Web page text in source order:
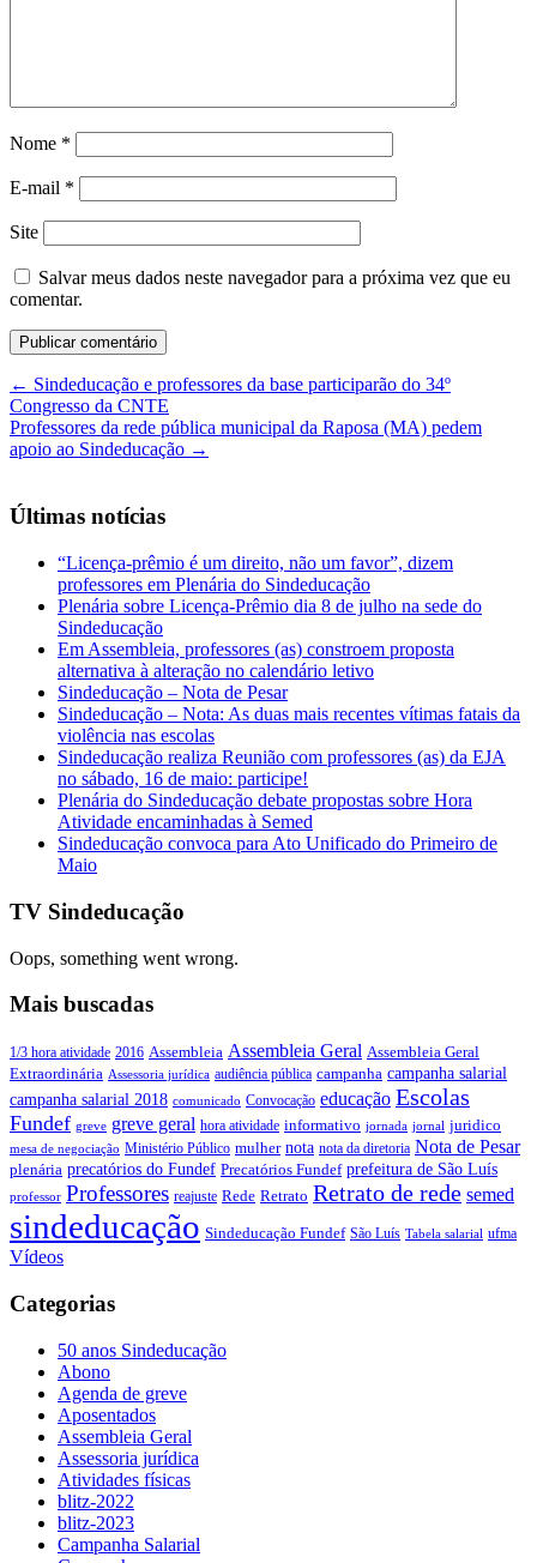
Nome *
E-mail *
Site
Salvar meus dados neste navegador para a próxima vez que eu
comentar.
← Sindeducação e professores da base participarão do 34º
Congresso da CNTE
Professores da rede pública municipal da Raposa (MA) pedem
apoio ao Sindeducação →
Últimas notícias
“Licença-prêmio é um direito, não um favor”, dizem
professores em Plenária do Sindeducação
Plenária sobre Licença-Prêmio dia 8 de julho na sede do
Sindeducação
Em Assembleia, professores (as) constroem proposta
alternativa à alteração no calendário letivo
Sindeducação – Nota de Pesar
Sindeducação – Nota: As duas mais recentes vítimas fatais da
violência nas escolas
Sindeducação realiza Reunião com professores (as) da EJA
no sábado, 16 de maio: participe!
Plenária do Sindeducação debate propostas sobre Hora
Atividade encaminhadas à Semed
Sindeducação convoca para Ato Unificado do Primeiro de
Maio
TV Sindeducação
Oops, something went wrong.
Mais buscadas
1/3 hora atividade 2016 Assembleia Assembleia Geral Assembleia Geral
Extraordinária Assessoria jurídica audiência pública campanha campanha salarial
campanha salarial 2018 comunicado Convocação educação Escolas
Fundef greve greve geral hora atividade informativo jornada jornal juridico
mesa de negociação Ministério Público mulher nota nota da diretoria Nota de Pesar
plenária precatórios do Fundef Precatórios Fundef prefeitura de São Luís
professor Professores reajuste Rede Retrato Retrato de rede semed
sindeducação Sindeducação Fundef São Luís Tabela salarial ufma
Vídeos
Categorias
50 anos Sindeducação
Abono
Agenda de greve
Aposentados
Assembleia Geral
Assessoria jurídica
Atividades físicas
blitz-2022
blitz-2023
Campanha Salarial